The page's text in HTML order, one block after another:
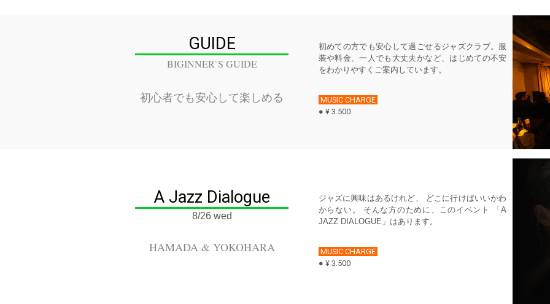
GUIDE
BIGINNER`S GUIDE
初心者でも安心して楽しめる
初めての方でも安心して過ごせるジャズクラブ。服
装や料金、一人でも大丈夫かなど、はじめての不安
をわかりやすくご案内しています。
MUSIC CHARGE
● ¥ 3.500
A Jazz Dialogue
8/26 wed
HAMADA & YOKOHARA
ジャズに興味はあるけれど、 どこに行けばいいかわ
からない。 そんな方のために、このイベント 「A
JAZZ DIALOGUE」はあります。
MUSIC CHARGE
● ¥ 3.500